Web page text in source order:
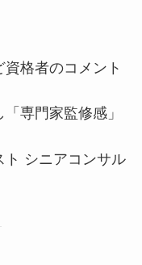
格者のコメント
専門家監修感」
ト シニアコンサル